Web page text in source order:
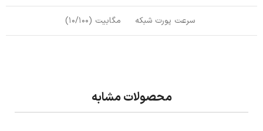
سرعت پورت شبکه مگابیت (10/100)
محصولات مشابه